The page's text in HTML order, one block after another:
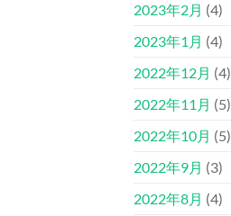
2023年2月 (4)
2023年1月 (4)
2022年12月 (4)
2022年11月 (5)
2022年10月 (5)
2022年9月 (3)
2022年8月 (4)